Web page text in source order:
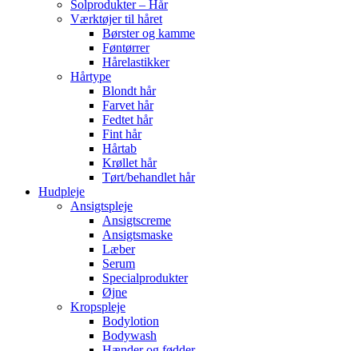
Solprodukter – Hår
Værktøjer til håret
Børster og kamme
Føntørrer
Hårelastikker
Hårtype
Blondt hår
Farvet hår
Fedtet hår
Fint hår
Hårtab
Krøllet hår
Tørt/behandlet hår
Hudpleje
Ansigtspleje
Ansigtscreme
Ansigtsmaske
Læber
Serum
Specialprodukter
Øjne
Kropspleje
Bodylotion
Bodywash